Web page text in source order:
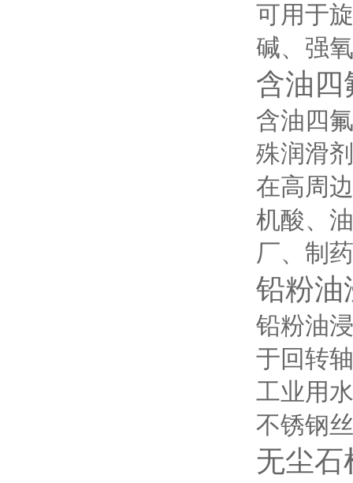
可用于
碱、强
含油四
含油四
殊润滑
在高周
机酸、
厂、制
铅粉油
铅粉油
于回转
工业用
不锈钢
无尘石